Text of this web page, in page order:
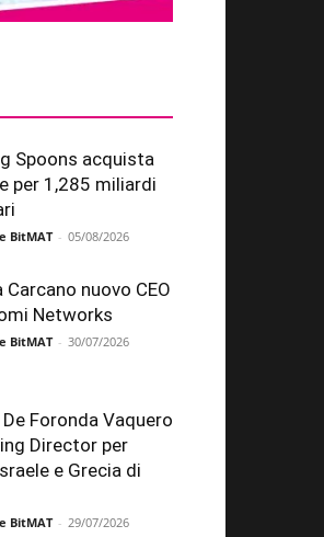
Spoons acquista
per 1,285 miliardi
BitMAT - 05/08/2026
Carcano nuovo CEO
Networks
BitMAT - 30/07/2026
Foronda Vaquero
Director per
e Grecia di
BitMAT - 29/07/2026